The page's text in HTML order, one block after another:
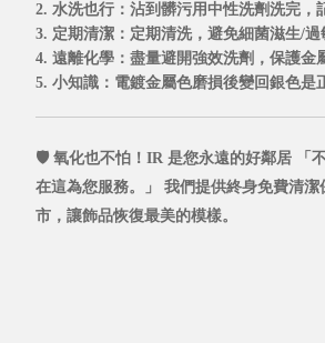
2. 水洗也行 ：沾到髒污用中性洗劑洗完，
3. 定期清潔 ：定期清洗，避免細菌滋生/過
4. 遠離化學 ：盡量避開強效洗劑，保護金
5. 小知識 ：電鍍金屬色磨損後變回銀色是
🛡️ 氧化也不怕！IR 是您永遠的好鄰居
「
在這為您服務。」
我們提供終身免費清潔
市，讓飾品恢復最美的模樣。